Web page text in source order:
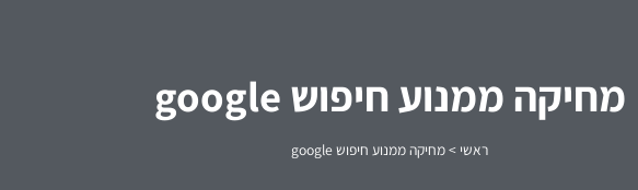
מחיקה ממנוע חיפוש google
ראשי >מחיקה ממנוע חיפוש google